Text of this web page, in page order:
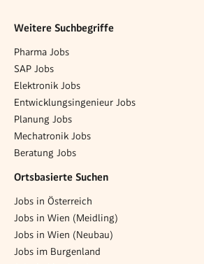
Weitere Suchbegriffe
Pharma Jobs
SAP Jobs
Elektronik Jobs
Entwicklungsingenieur Jobs
Planung Jobs
Mechatronik Jobs
Beratung Jobs
Ortsbasierte Suchen
Jobs in Österreich
Jobs in Wien (Meidling)
Jobs in Wien (Neubau)
Jobs im Burgenland